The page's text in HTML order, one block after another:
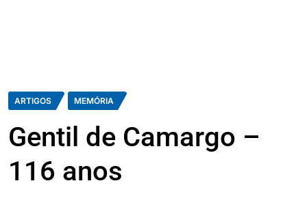
ARTIGOS MEMÓRIA
Gentil de Camargo –
116 anos